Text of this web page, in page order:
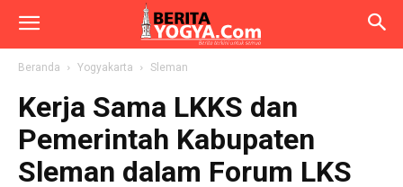
Beranda Yogyakarta Sleman
Kerja Sama LKKS dan
Pemerintah Kabupaten
Sleman dalam Forum LKS